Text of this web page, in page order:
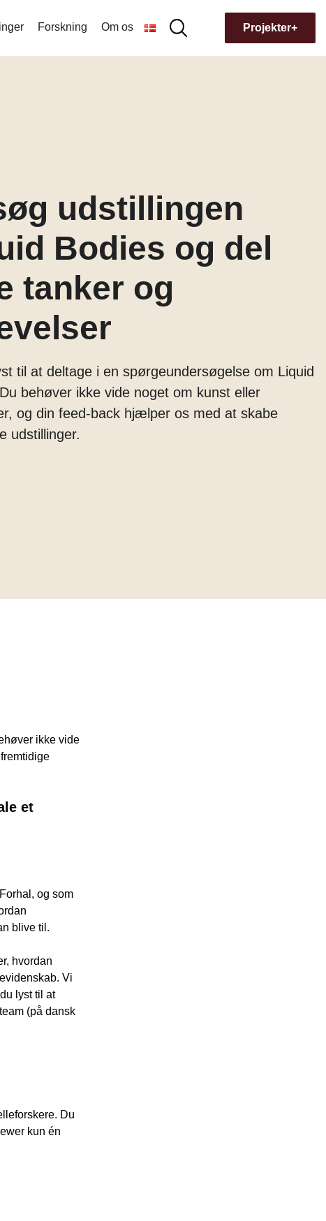
Forskning Om os
Søg
Projekter+
udstillingen
Bodies og del
tanker og
til at deltage i en spørgeundersøgelse om Liquid
behøver ikke vide noget om kunst eller
og din feed-back hjælper os med at skabe
udstillinger.
ikke vide
et
og som
blive til.
hvordan
Vi
lyst til at
(på dansk
Du
kun én